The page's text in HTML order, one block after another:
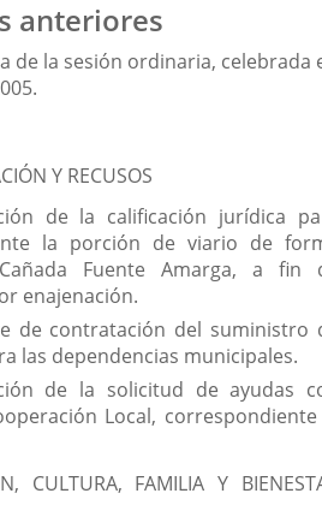
anteriores
de la sesión ordinaria, celebrada
Y RECUSOS
de la calificación jurídica
la porción de viario de
Fuente Amarga, a fin
enajenación.
de contratación del suministro
las dependencias municipales.
de la solicitud de ayudas
Local,
CULTURA, FAMILIA Y